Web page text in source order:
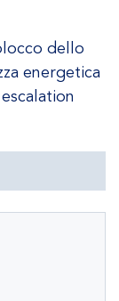
dello
energetica